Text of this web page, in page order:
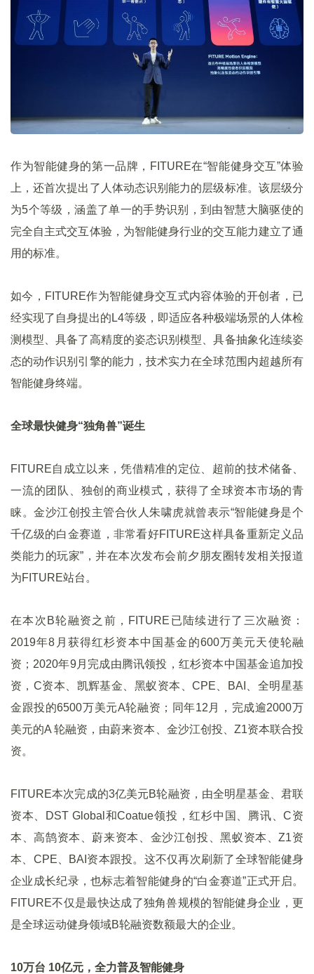
作为智能健身的第一品牌，FITURE在“智能健身交互”体验
上，还首次提出了人体动态识别能力的层级标准。该层级分
为5个等级，涵盖了单一的手势识别，到由智慧大脑驱使的
完全自主式交互体验，为智能健身行业的交互能力建立了通
用的标准。
如今，FITURE作为智能健身交互式内容体验的开创者，已
经实现了自身提出的L4等级，即适应各种极端场景的人体检
测模型、具备了高精度的姿态识别模型、具备抽象化连续姿
态的动作识别引擎的能力，技术实力在全球范围内超越所有
智能健身终端。
全球最快健身“独角兽”诞生
FITURE自成立以来，凭借精准的定位、超前的技术储备、
一流的团队、独创的商业模式，获得了全球资本市场的青
睐。金沙江创投主管合伙人朱啸虎就曾表示“智能健身是个
千亿级的白金赛道，非常看好FITURE这样具备重新定义品
类能力的玩家”，并在本次发布会前夕朋友圈转发相关报道
为FITURE站台。
在本次B轮融资之前，FITURE已陆续进行了三次融资：
2019年8月获得红杉资本中国基金的600万美元天使轮融
资；2020年9月完成由腾讯领投，红杉资本中国基金追加投
资，C资本、凯辉基金、黑蚁资本、CPE、BAI、全明星基
金跟投的6500万美元A轮融资；同年12月，完成逾2000万
美元的A 轮融资，由蔚来资本、金沙江创投、Z1资本联合投
资。
FITURE本次完成的3亿美元B轮融资，由全明星基金、君联
资本、DST Global和Coatue领投，红杉中国、腾讯、C资
本、高鹄资本、蔚来资本、金沙江创投、黑蚁资本、Z1资
本、CPE、BAI资本跟投。这不仅再次刷新了全球智能健身
企业成长纪录，也标志着智能健身的“白金赛道”正式开启。
FITURE不仅是最快达成了独角兽规模的智能健身企业，更
是全球运动健身领域B轮融资数额最大的企业。
10万台 10亿元，全力普及智能健身